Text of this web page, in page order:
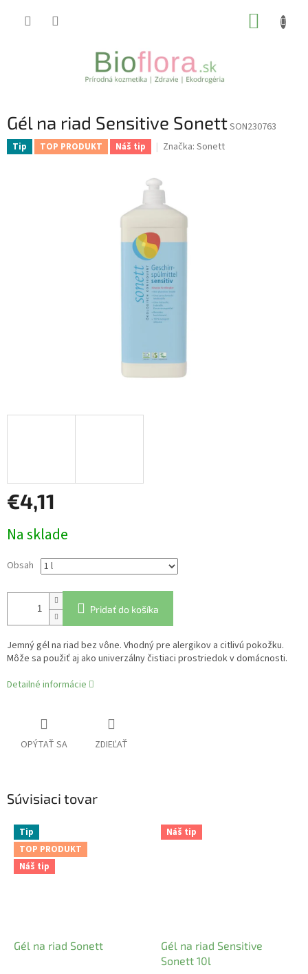
Gél na riad Sensitive SonettSON230763
Tip TOP PRODUKT Náš tip Značka: Sonett
€4,11
cena:
Na sklade
Obsah
Pridať do košíka
Jemný gél na riad bez vône. Vhodný pre alergikov a citlivú pokožku.
Môže sa použiť aj ako univerzálny čistiaci prostriedok v domácnosti.
Detailné informácie
OPÝTAŤ SA ZDIEĽAŤ
Súvisiaci tovar
Tip
TOP PRODUKT
Náš tip
Gél na riad Sonett
Náš tip
Gél na riad Sensitive
Sonett 10l